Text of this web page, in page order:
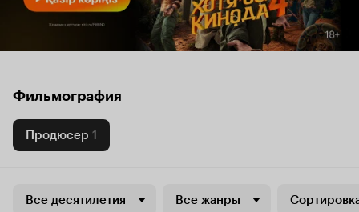
Фильмография
Продюсер 1
Все десятилетия Все жанры